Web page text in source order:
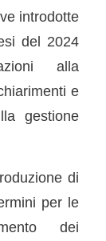
introdotte
del 2024
alla
e
gestione
di
per le
dei